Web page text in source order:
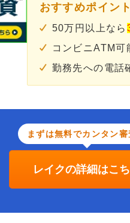
おすすめポイント
50万円以上なら
コンビニATM可
勤務先への電話
まずは無料でカンタン審
レイクの詳細はこ